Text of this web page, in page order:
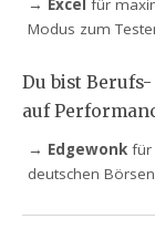
→ Excel für
Modus zum
Du bist
auf
→ Edgewonk für
deutschen